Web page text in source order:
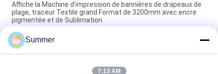
Affiche la Machine d'impression de bannières de drapeaux de
plage, traceur Textile grand Format de 3200mm avec encre
pigmentée et de Sublimation
Imprimante de tissus Impresora Machine d'impression
numérique textile / tissu à vendre 4 ou 8 couleurs avec encre
pigment & encre de sublimation
Summer
7:13 AM